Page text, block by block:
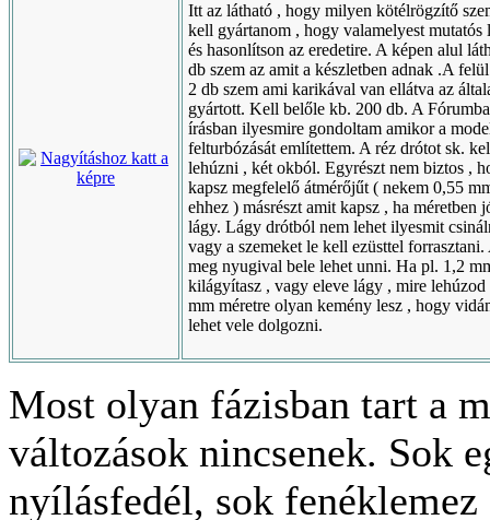
Itt az látható , hogy milyen kötélrögzítő
kell gyártanom , hogy valamelyest mutatós
és hasonlítson az eredetire. A képen alul
db szem az amit a készletben adnak .A
2 db szem ami karikával van ellátva az
gyártott. Kell belőle kb. 200 db. A
írásban ilyesmire gondoltam amikor a
felturbózását említettem. A réz drótot sk.
lehúzni , két okból. Egyrészt nem biztos ,
kapsz megfelelő átmérőjűt ( nekem 0,55
ehhez ) másrészt amit kapsz , ha méretben
lágy. Lágy drótból nem lehet ilyesmit
vagy a szemeket le kell ezüsttel forrasztani.
meg nyugival bele lehet unni. Ha pl. 1,2
kilágyítasz , vagy eleve lágy , mire lehúzod
mm méretre olyan kemény lesz , hogy
lehet vele dolgozni.
Most olyan fázisban tart a
változások nincsenek. Sok
nyílásfedél, sok